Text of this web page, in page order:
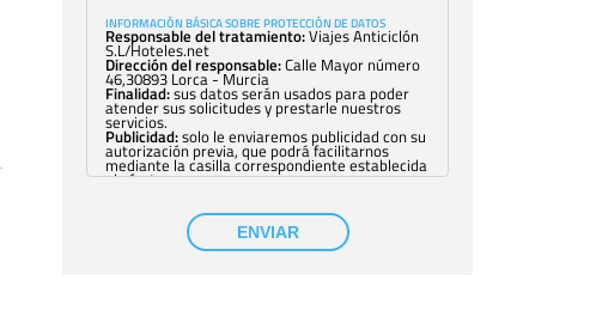
INFORMACIÓN BÁSICA SOBRE PROTECCIÓN DE DATOS
Responsable del tratamiento:Viajes Anticiclón
S.L/Hoteles.net
Dirección del responsable:Calle Mayor número
46,30893 Lorca - Murcia
Finalidad:sus datos serán usados para poder
atender sus solicitudes y prestarle nuestros
servicios.
Publicidad:solo le enviaremos publicidad con su
autorización previa, que podrá facilitarnos
mediante la casilla correspondiente establecida
al efecto.
con su consentimiento previo, que podrá
facilitarnos mediante la casilla correspondiente
establecida al efecto.
Destinatarios:con carácter general, sólo el
ENVIAR